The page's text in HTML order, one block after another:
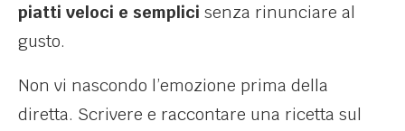
piatti veloci e semplici senza rinunciare al
gusto.
Non vi nascondo l’emozione prima della
diretta. Scrivere e raccontare una ricetta sul